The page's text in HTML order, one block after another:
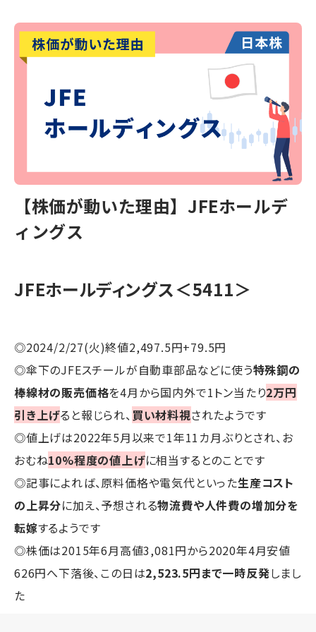
【株価が動いた理由】JFEホールデ
ィングス
JFEホールディングス＜5411＞
◎2024/2/27(火)終値2,497.5円+79.5円
◎傘下のJFEスチールが自動車部品などに使う特殊鋼の
棒線材の販売価格を4月から国内外で1トン当たり2万円
引き上げると報じられ、 買い材料視されたようです
◎値上げは2022年5月以来で1年11カ月ぶりとされ、お
おむね10%程度の値上げに相当するとのことです
◎記事によれば、原料価格や電気代といった生産コスト
の上昇分に加え、予想される物流費や人件費の増加分を
転嫁するようです
◎株価は2015年6月高値3,081円から2020年4月安値
626円へ下落後、この日は2,523.5円まで一時反発しまし
た